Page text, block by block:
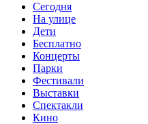
Сегодня
На улице
Дети
Бесплатно
Концерты
Парки
Фестивали
Выставки
Спектакли
Кино